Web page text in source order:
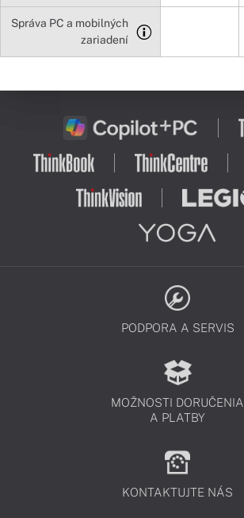
Správa PC a mobilných
zariadení
PODPORA A SERVIS
MOŽNOSTI DORUČENIA
A PLATBY
KONTAKTUJTE NÁS